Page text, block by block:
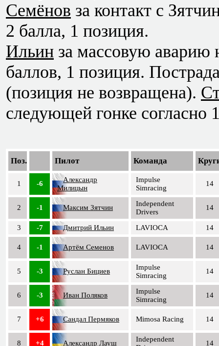
Семёнов за контакт с
2 балла, 1 позиция.
Ильин за массовую аварию
баллов, 1 позиция.
(позиция не возвращена).
следующей гонке согласно
Поз. Пилот Команда
1 -6
Александр
Милицын
Impulse
Simracing
14
2 -1 Максим Зятчин
Independent
Drivers
14
3 -7 Дмитрий Ильин LAVIOCA 14
4 -1 Артём Семенов LAVIOCA 14
5 -3 Руслан Бициев
Impulse
Simracing
14
6 -3 Иван Поляков
Impulse
Simracing
14
7 +6 Сандал Пермяков Mimosa Racing 14
8 +4 Александр Лауш
Independent
14